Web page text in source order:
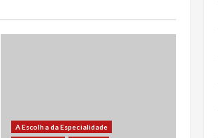
A Escolha da Especialidade